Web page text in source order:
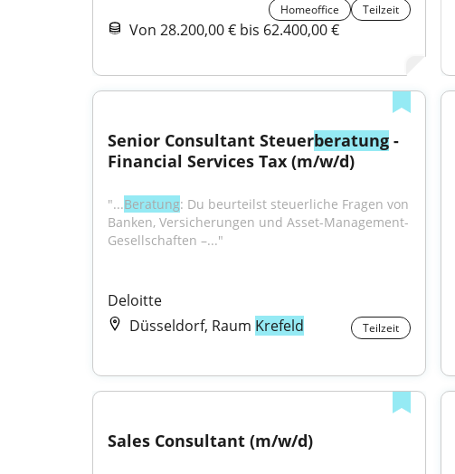
Homeoffice Teilzeit
Von 28.200,00 € bis 62.400,00 €
Senior Consultant Steuerberatung -
Financial Services Tax (m/w/d)
"...Beratung: Du beurteilst steuerliche Fragen von
Banken, Versicherungen und Asset-Management-
Gesellschaften –..."
Deloitte
Düsseldorf, Raum Krefeld Teilzeit
Sales Consultant (m/w/d)